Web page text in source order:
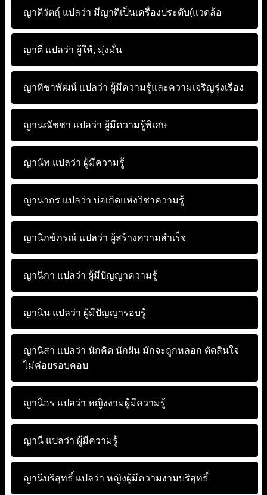
ญาติวัตถุ์ แปลว่า มีญาติเป็นเครื่องประดับ(แวดล้อ
ญาตี แปลว่า ผู้ให้, มุ่งมั่น
ญาทิชาพัฒน์ แปลว่า ผู้มีความรู้และความเจริญรุ่งเรือง
ญานณัชชา แปลว่า ผู้มีความรู้พิเศษ
ญานัท แปลว่า ผู้มีความรู้
ญานากร แปลว่า บ่อเกิดแห่งวิชาความรู้
ญานิกข์ภรณ์ แปลว่า ผู้สร้างความสำเร็จ
ญานิกา แปลว่า ผู้มีปัญญาความรู้
ญานิน แปลว่า ผู้มีปัญญารอบรู้
ญานิสา แปลว่า นักคิด นักฝัน มักจะถูกหลอก ตัดสินใจ
ไม่ค่อยรอบคอบ
ญานิอร แปลว่า หญิงงามผู้มีความรู้
ญานี แปลว่า ผู้มีความรู้
ญานีบริสุทธิ์ แปลว่า หญิงผู้มีความงามบริสุทธิ์